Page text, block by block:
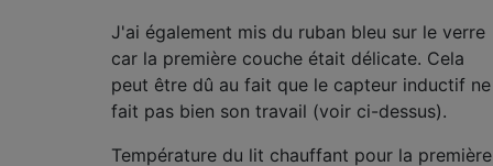
J'ai également mis du ruban bleu sur le verre
car la première couche était délicate. Cela
peut être dû au fait que le capteur inductif ne
fait pas bien son travail (voir ci-dessus).
Température du lit chauffant pour la première